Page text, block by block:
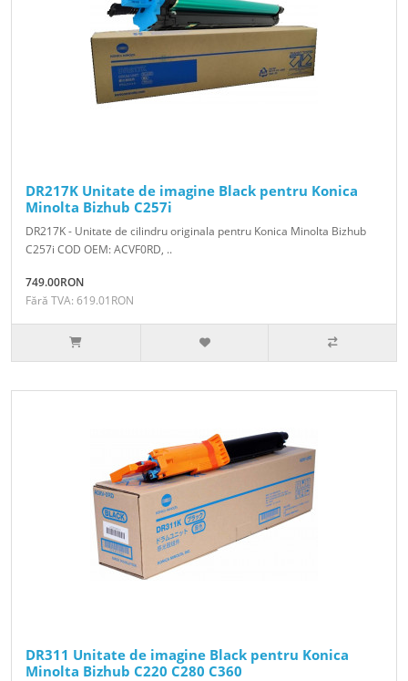
DR217K Unitate de imagine Black pentru Konica
Minolta Bizhub C257i
DR217K - Unitate de cilindru originala pentru Konica Minolta Bizhub
C257i COD OEM: ACVF0RD, ..
749.00RON
Fără TVA: 619.01RON
DR311 Unitate de imagine Black pentru Konica
Minolta Bizhub C220 C280 C360